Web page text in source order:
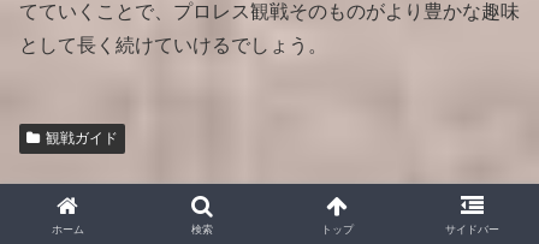
てていくことで、プロレス観戦そのものがより豊かな趣味
として長く続けていけるでしょう。
観戦ガイド
arita
ホーム 検索 トップ サイドバー